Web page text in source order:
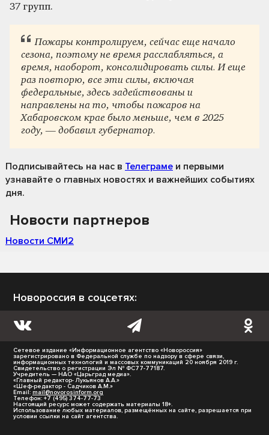
37 групп.
Пожары контролируем, сейчас еще начало
сезона, поэтому не время расслабляться, а
время, наоборот, консолидировать силы. И еще
раз повторю, все эти силы, включая
федеральные, здесь задействованы и
направлены на то, чтобы пожаров на
Хабаровском крае было меньше, чем в 2025
году, — добавил губернатор.
Подписывайтесь на нас в Телеграме и первыми
узнавайте о главных новостях и важнейших событиях
дня.
Новости партнеров
Новости СМИ2
Новороссия в соцсетях:
Сетевое издание «Информационное агентство «Новороссия»
зарегистрировано в Федеральной службе по надзору в сфере связи,
информационных технологий и массовых коммуникаций 20 ноября 2019 г.
Свидетельство о регистрации Эл № ФС77-77187.
Учредитель — НАО «Царьград медиа».
«Главный редактор- Лукьянов А.А.»
«Шеф-редактор - Садчиков А.М.»
Email: mail@novorosinform.org
Телефон: +7 (495) 374-77-73
Настоящий ресурс может содержать материалы 18+.
Использование любых материалов, размещённых на сайте, разрешается при
условии ссылки на сайт агентства.